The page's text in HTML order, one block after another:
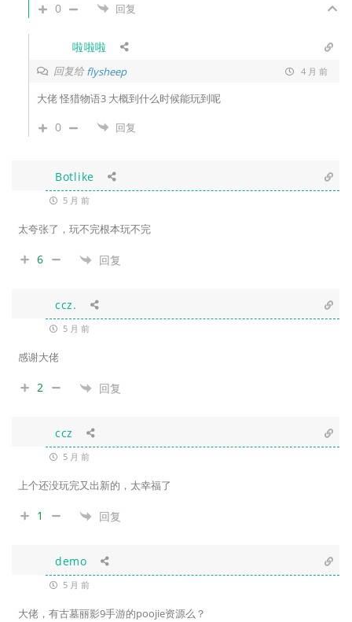
0 回复
啦啦啦
回复给flysheep 4 月 前
大佬 怪猎物语3 大概到什么时候能玩到呢
0 回复
Botlike
5 月 前
太夸张了，玩不完根本玩不完
6 回复
ccz.
5 月 前
感谢大佬
2 回复
ccz
5 月 前
上个还没玩完又出新的，太幸福了
1 回复
demo
5 月 前
大佬，有古墓丽影9手游的poojie资源么？